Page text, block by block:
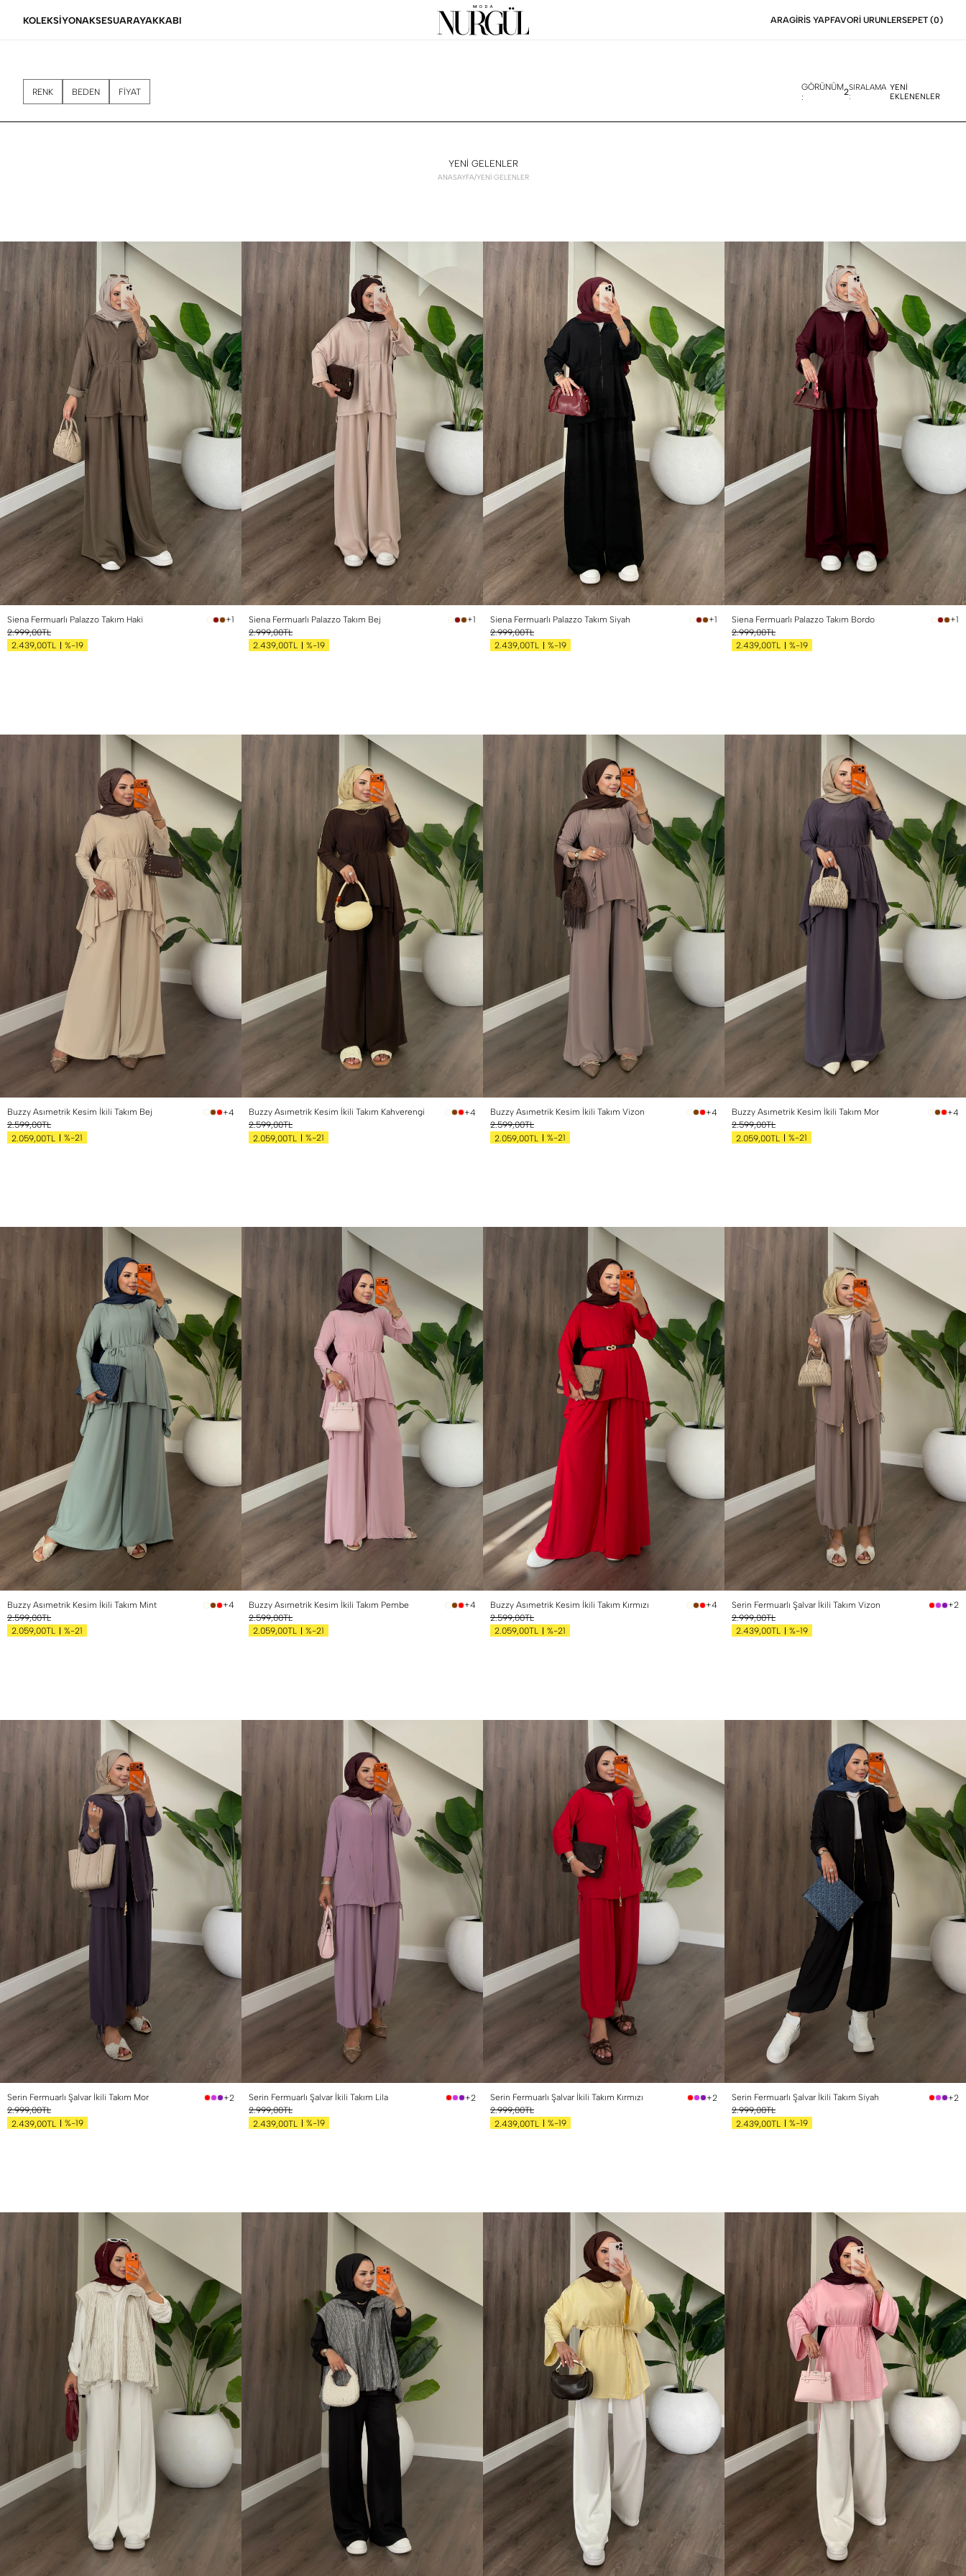
KOLEKSİYONAKSESUARAYAKKABI ARAGIRIS YAPFAVORI URUNLERSEPET (0)
RENK BEDEN FİYAT
GÖRÜNÜM
:
2SIRALAMA
:
YENİ
EKLENENLER
YENİ GELENLER
ANASAYFA/YENİ GELENLER
Siena Fermuarlı Palazzo Takım Haki
+1
2.999,00TL
2.439,00TL
%-19
Siena Fermuarlı Palazzo Takım Bej
+1
2.999,00TL
2.439,00TL
%-19
Siena Fermuarlı Palazzo Takım Siyah
+1
2.999,00TL
2.439,00TL
%-19
Siena Fermuarlı Palazzo Takım Bordo
+1
2.999,00TL
2.439,00TL
%-19
2 Beden (40-42)
Buzzy Asımetrik Kesim İkili Takım Bej
+4
2.599,00TL
2.059,00TL
%-21
2 Beden (40-42)
Buzzy Asımetrik Kesim İkili Takım Kahverengi
+4
2.599,00TL
2.059,00TL
%-21
2 Beden (40-42)
Buzzy Asımetrik Kesim İkili Takım Vizon
+4
2.599,00TL
2.059,00TL
%-21
Buzzy Asımetrik Kesim İkili Takım Mor
+4
2.599,00TL
2.059,00TL
%-21
Buzzy Asımetrik Kesim İkili Takım Mint
+4
2.599,00TL
2.059,00TL
%-21
2 Beden (40-42)
Buzzy Asımetrik Kesim İkili Takım Pembe
+4
2.599,00TL
2.059,00TL
%-21
Buzzy Asımetrik Kesim İkili Takım Kırmızı
+4
2.599,00TL
2.059,00TL
%-21
2 Beden (40-42)
Serin Fermuarlı Şalvar İkili Takım Vizon
+2
2.999,00TL
2.439,00TL
%-19
2 Beden (40-42)
Serin Fermuarlı Şalvar İkili Takım Mor
+2
2.999,00TL
2.439,00TL
%-19
2 Beden (40-42)
Serin Fermuarlı Şalvar İkili Takım Lila
+2
2.999,00TL
2.439,00TL
%-19
1 Beden (36-38) 2 Beden (40-42)
Serin Fermuarlı Şalvar İkili Takım Kırmızı
+2
2.999,00TL
2.439,00TL
%-19
1 Beden (36-38)2 Beden (40-42)
Serin Fermuarlı Şalvar İkili Takım Siyah
+2
2.999,00TL
2.439,00TL
%-19